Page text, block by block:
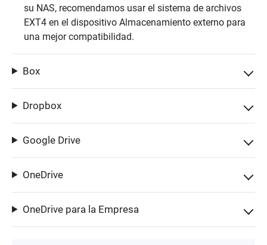
su NAS, recomendamos usar el sistema de archivos
EXT4 en el dispositivo Almacenamiento externo para
una mejor compatibilidad.
Box
Dropbox
Google Drive
OneDrive
OneDrive para la Empresa